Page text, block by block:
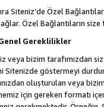
Siteniz’de Özel
Özel Bağlantıların
Gereklilikler
veya bizim tarafımızdan
göstermeyi
oluşturulan veya
için gereken formatı